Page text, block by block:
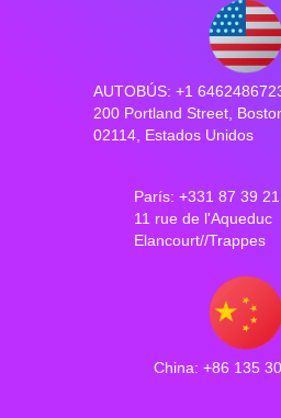
AUTOBÚS: +1
200 Portland Street,
02114, Estados Unidos
París: +331 87 39
11 rue de l'Aqueduc
Elancourt//Trappes
China: +86 135